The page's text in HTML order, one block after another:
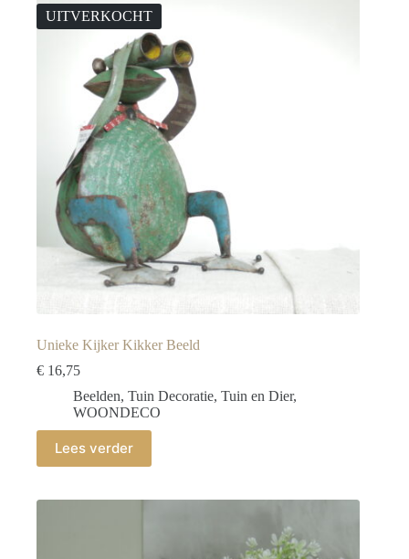
UITVERKOCHT
Unieke Kijker Kikker Beeld
€ 16,75
Beelden, Tuin Decoratie, Tuin en Dier,
WOONDECO
Lees verder